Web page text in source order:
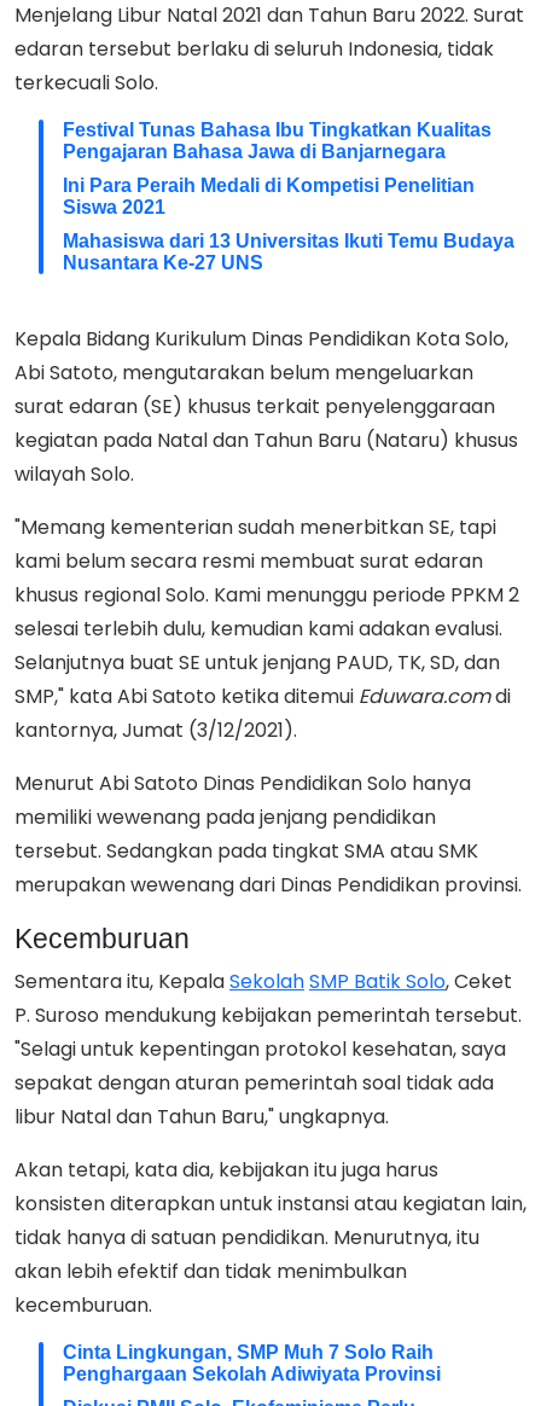
Menjelang Libur Natal 2021 dan Tahun Baru 2022. Surat
edaran tersebut berlaku di seluruh Indonesia, tidak
terkecuali Solo.
Festival Tunas Bahasa Ibu Tingkatkan Kualitas
Pengajaran Bahasa Jawa di Banjarnegara
Ini Para Peraih Medali di Kompetisi Penelitian
Siswa 2021
Mahasiswa dari 13 Universitas Ikuti Temu Budaya
Nusantara Ke-27 UNS
Kepala Bidang Kurikulum Dinas Pendidikan Kota Solo,
Abi Satoto, mengutarakan belum mengeluarkan
surat edaran (SE) khusus terkait penyelenggaraan
kegiatan pada Natal dan Tahun Baru (Nataru) khusus
wilayah Solo.
"Memang kementerian sudah menerbitkan SE, tapi
kami belum secara resmi membuat surat edaran
khusus regional Solo. Kami menunggu periode PPKM 2
selesai terlebih dulu, kemudian kami adakan evalusi.
Selanjutnya buat SE untuk jenjang PAUD, TK, SD, dan
SMP," kata Abi Satoto ketika ditemui Eduwara.comdi
kantornya, Jumat (3/12/2021).
Menurut Abi Satoto Dinas Pendidikan Solo hanya
memiliki wewenang pada jenjang pendidikan
tersebut. Sedangkan pada tingkat SMA atau SMK
merupakan wewenang dari Dinas Pendidikan provinsi.
Kecemburuan
Sementara itu, KepalaSekolahSMP Batik Solo, Ceket
P. Suroso mendukung kebijakan pemerintah tersebut.
"Selagi untuk kepentingan protokol kesehatan, saya
sepakat dengan aturan pemerintah soal tidak ada
libur Natal dan Tahun Baru," ungkapnya.
Akan tetapi, kata dia, kebijakan itu juga harus
konsisten diterapkan untuk instansi atau kegiatan lain,
tidak hanya di satuan pendidikan. Menurutnya, itu
akan lebih efektif dan tidak menimbulkan
kecemburuan.
Cinta Lingkungan, SMP Muh 7 Solo Raih
Penghargaan Sekolah Adiwiyata Provinsi